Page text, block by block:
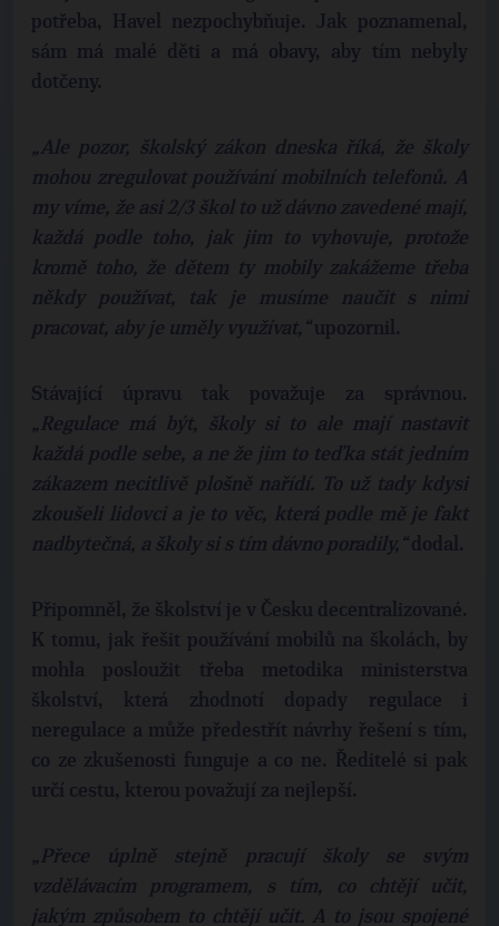
potřeba, Havel nezpochybňuje. Jak poznamenal,
sám má malé děti a má obavy, aby tím nebyly
dotčeny.
„Ale pozor, školský zákon dneska říká, že školy
mohou zregulovat používání mobilních telefonů. A
my víme, že asi 2/3 škol to už dávno zavedené mají,
každá podle toho, jak jim to vyhovuje, protože
kromě toho, že dětem ty mobily zakážeme třeba
někdy používat, tak je musíme naučit s nimi
pracovat, aby je uměly využívat,“upozornil.
Stávající úpravu tak považuje za správnou.
„Regulace má být, školy si to ale mají nastavit
každá podle sebe, a ne že jim to teďka stát jedním
zákazem necitlivě plošně nařídí. To už tady kdysi
zkoušeli lidovci a je to věc, která podle mě je fakt
nadbytečná, a školy si s tím dávno poradily,“dodal.
Připomněl, že školství je v Česku decentralizované.
K tomu, jak řešit používání mobilů na školách, by
mohla posloužit třeba metodika ministerstva
školství, která zhodnotí dopady regulace i
neregulace a může předestřít návrhy řešení s tím,
co ze zkušenosti funguje a co ne. Ředitelé si pak
určí cestu, kterou považují za nejlepší.
„Přece úplně stejně pracují školy se svým
vzdělávacím programem, s tím, co chtějí učit,
jakým způsobem to chtějí učit. A to jsou spojené